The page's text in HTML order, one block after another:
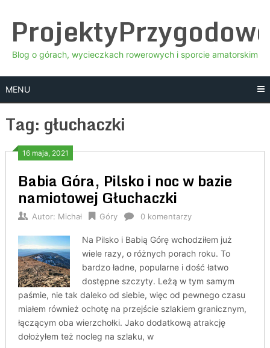
content
Blog o górach, wycieczkach rowerowych i sporcie amatorskim
MENU
Tag: głuchaczki
16 maja, 2021
Babia Góra, Pilsko i noc w bazie
namiotowej Głuchaczki
Autor: Michał Góry 0 komentarzy
Na Pilsko i Babią Górę wchodziłem już
wiele razy, o różnych porach roku. To
bardzo ładne, popularne i dość łatwo
dostępne szczyty. Leżą w tym samym
paśmie, nie tak daleko od siebie, więc od pewnego czasu
miałem również ochotę na przejście szlakiem granicznym,
łączącym oba wierzchołki. Jako dodatkową atrakcję
dołożyłem też nocleg na szlaku, w